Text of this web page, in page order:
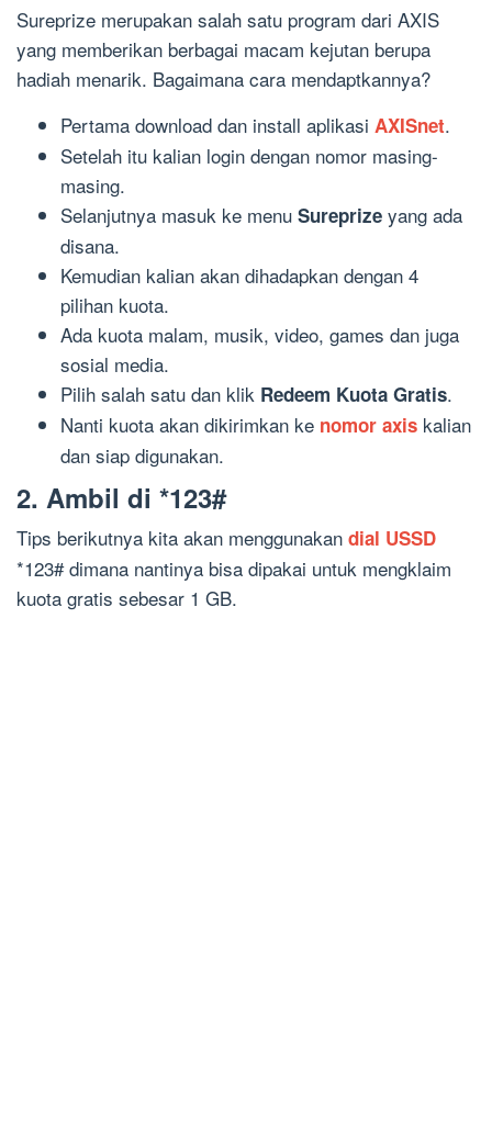
Sureprize merupakan salah satu program dari AXIS
yang memberikan berbagai macam kejutan berupa
hadiah menarik. Bagaimana cara mendaptkannya?
Pertama download dan install aplikasi AXISnet.
Setelah itu kalian login dengan nomor masing-
masing.
Selanjutnya masuk ke menu Sureprize yang ada
disana.
Kemudian kalian akan dihadapkan dengan 4
pilihan kuota.
Ada kuota malam, musik, video, games dan juga
sosial media.
Pilih salah satu dan klik Redeem Kuota Gratis.
Nanti kuota akan dikirimkan ke nomor axis kalian
dan siap digunakan.
2. Ambil di *123#
Tips berikutnya kita akan menggunakan dial USSD
*123# dimana nantinya bisa dipakai untuk mengklaim
kuota gratis sebesar 1 GB.